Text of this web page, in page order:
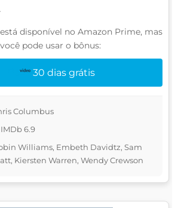
disponível no Amazon Prime, mas
você pode usar o bônus:
30 dias grátis
Columbus
IMDb 6.9
Williams, Embeth Davidtz, Sam
Kiersten Warren, Wendy Crewson